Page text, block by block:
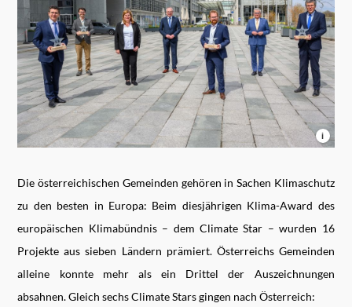
i
Die österreichischen Gemeinden gehören in Sachen Klimaschutz
zu den besten in Europa: Beim diesjährigen Klima-Award des
europäischen Klimabündnis – dem Climate Star – wurden 16
Projekte aus sieben Ländern prämiert. Österreichs Gemeinden
alleine konnte mehr als ein Drittel der Auszeichnungen
absahnen. Gleich sechs Climate Stars gingen nach Österreich: